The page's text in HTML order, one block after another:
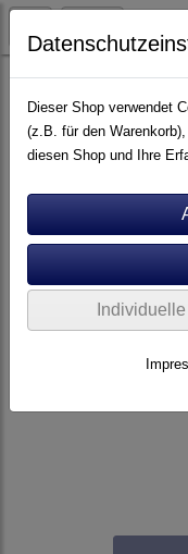
Elektronik
Dieser Shop verwendet
(z.B. für den
diesen Shop und Ihre